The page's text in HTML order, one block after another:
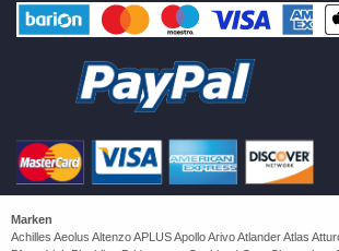
Marken
Achilles Aeolus Altenzo APLUS Apollo Arivo Atlander Atlas